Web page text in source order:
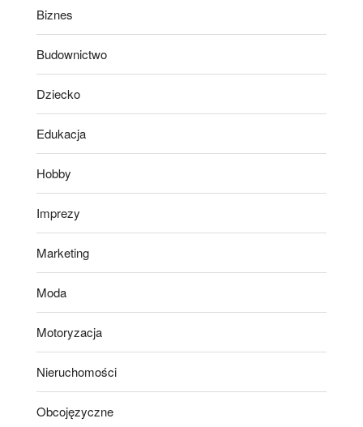
Biznes
Budownictwo
Dziecko
Edukacja
Hobby
Imprezy
Marketing
Moda
Motoryzacja
Nieruchomości
Obcojęzyczne